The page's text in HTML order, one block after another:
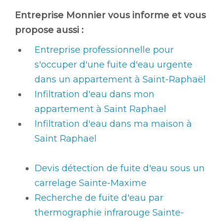
Entreprise Monnier vous informe et vous
propose aussi :
Entreprise professionnelle pour
s'occuper d'une fuite d'eau urgente
dans un appartement à Saint-Raphaël
Infiltration d'eau dans mon
appartement à Saint Raphael
Infiltration d'eau dans ma maison à
Saint Raphael
Devis détection de fuite d'eau sous un
carrelage Sainte-Maxime
Recherche de fuite d'eau par
thermographie infrarouge Sainte-